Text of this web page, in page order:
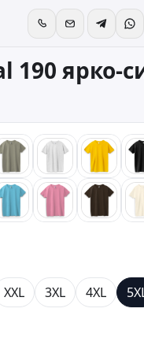
190 ярко-
хаки светлыйжелтый
бирюзовый
розовый
XXL 3XL 4XL